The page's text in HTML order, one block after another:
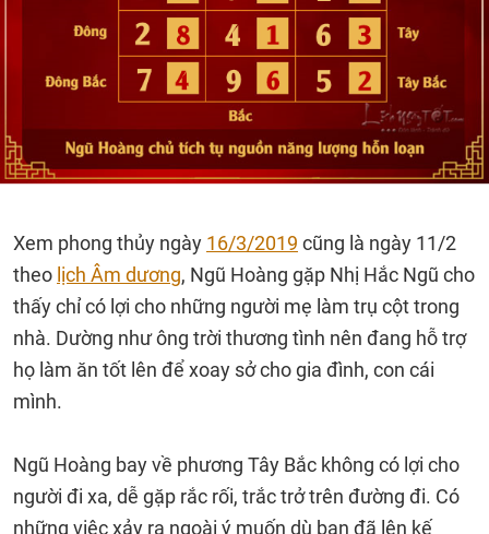
Xem phong thủy ngày 16/3/2019 cũng là ngày 11/2
theo lịch Âm dương, Ngũ Hoàng gặp Nhị Hắc Ngũ cho
thấy chỉ có lợi cho những người mẹ làm trụ cột trong
nhà. Dường như ông trời thương tình nên đang hỗ trợ
họ làm ăn tốt lên để xoay sở cho gia đình, con cái
mình.
Ngũ Hoàng bay về phương Tây Bắc không có lợi cho
người đi xa, dễ gặp rắc rối, trắc trở trên đường đi. Có
những việc xảy ra ngoài ý muốn dù bạn đã lên kế